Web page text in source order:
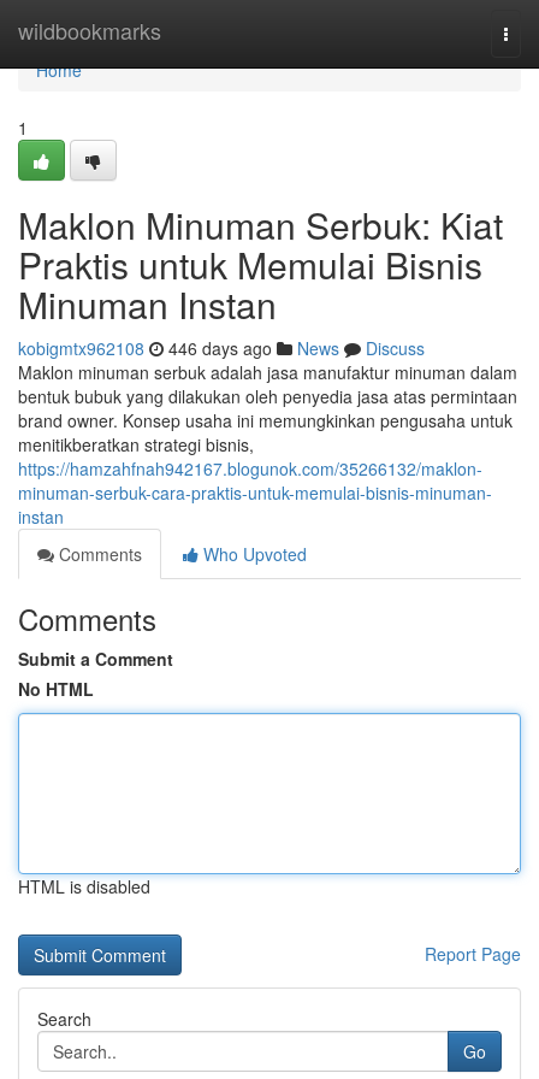
wildbookmarks
Home
Home
1
Maklon Minuman Serbuk: Kiat
Praktis untuk Memulai Bisnis
Minuman Instan
kobigmtx962108 446 days ago News
Discuss
Maklon minuman serbuk adalah jasa manufaktur minuman dalam
bentuk bubuk yang dilakukan oleh penyedia jasa atas permintaan
brand owner. Konsep usaha ini memungkinkan pengusaha untuk
menitikberatkan strategi bisnis,
https://hamzahfnah942167.blogunok.com/35266132/maklon-
minuman-serbuk-cara-praktis-untuk-memulai-bisnis-minuman-
instan
Comments
Who Upvoted
Comments
Submit a Comment
No HTML
HTML is disabled
Report Page
Search
Go